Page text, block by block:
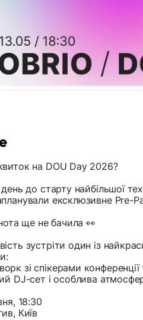
на DOU Day 2026?
до старту найбільшої
ексклюзивне Pre-
ще не бачила 👀
зустріти один із
зі спікерами
DJ-сет і особлива
18:30
Київ